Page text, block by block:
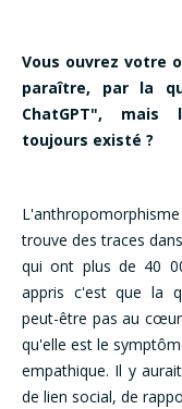
Vous ouvrez votre
paraître, par la
ChatGPT", mais
toujours existé ?
trouve des traces
qui ont plus de 40
appris c'est que la
peut-être pas au
qu'elle est le
empathique. Il y
de lien social, de